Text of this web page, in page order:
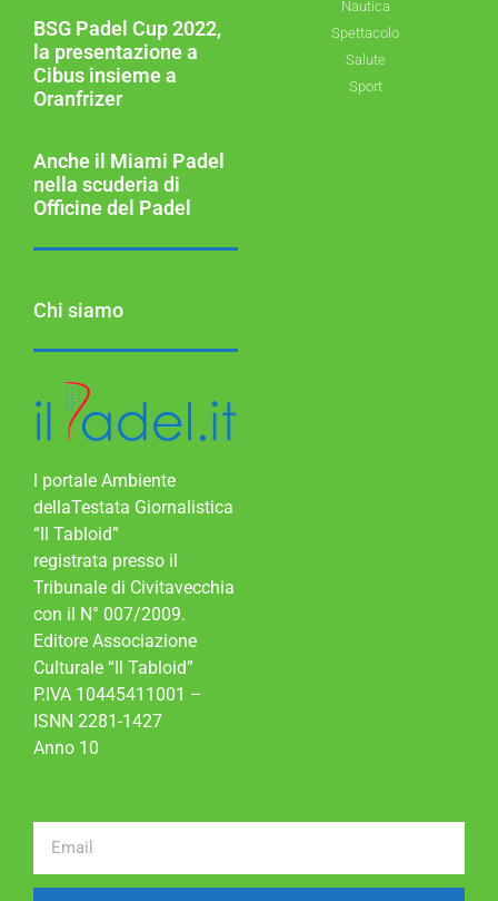
BSG Padel Cup 2022,
la presentazione a
Cibus insieme a
Oranfrizer
Anche il Miami Padel
nella scuderia di
Officine del Padel
Nautica
Spettacolo
Salute
Sport
Chi siamo
l portale Ambiente
dellaTestata Giornalistica
“Il Tabloid”
registrata presso il
Tribunale di Civitavecchia
con il N° 007/2009.
Editore Associazione
Culturale “Il Tabloid”
P.IVA 10445411001 –
ISNN 2281-1427
Anno 10